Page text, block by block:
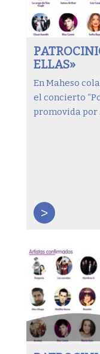
ELLAS»
En Maheso
el concierto
promovida por
>